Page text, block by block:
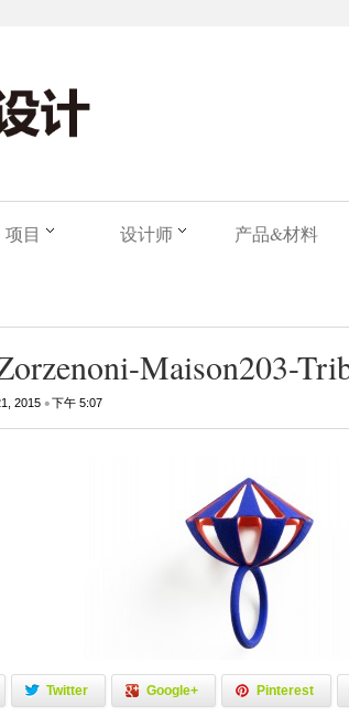
项目 设计师 产品&材料
Maison203-
2015•下午 5:07
Twitter Google+ Pinterest